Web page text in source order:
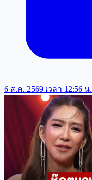
6 ส.ค. 2569 เวลา 12:56 น.